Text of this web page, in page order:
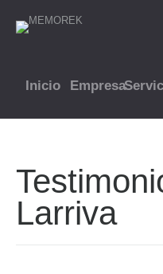
Inicio Empresa
Larriva